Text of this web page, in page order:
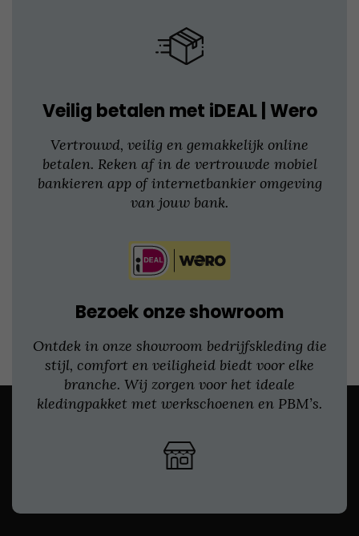
Veilig betalen met iDEAL | Wero
Vertrouwd, veilig en gemakkelijk online
betalen. Reken af in de vertrouwde mobiel
bankieren app of internetbankier omgeving
van jouw bank.
Bezoek onze showroom
Ontdek in onze showroom bedrijfskleding die
stijl, comfort en veiligheid biedt voor elke
branche. Wij zorgen voor het ideale
kledingpakket met werkschoenen en PBM’s.